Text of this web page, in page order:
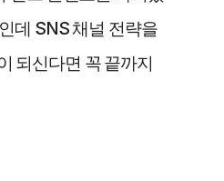
데 SNS 채널 전략을
되신다면 꼭 끝까지